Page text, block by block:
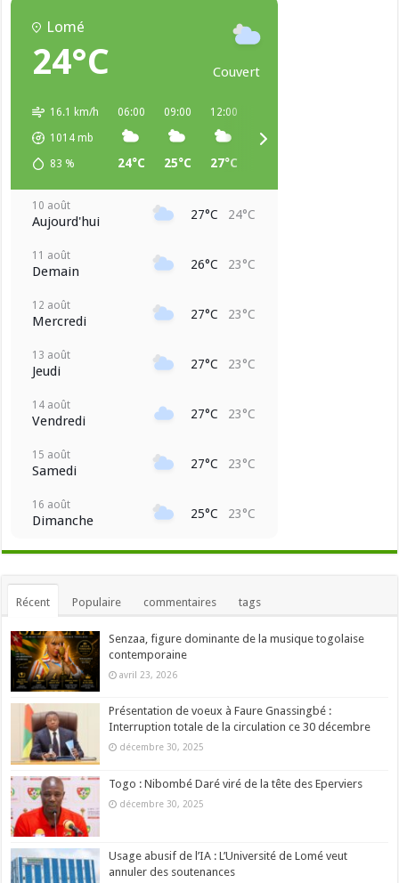
Lomé
24°C Couvert
16.1 km/h
1014 mb
83 %
06:00
24°C
09:00
25°C
12:00
27°C
10 août
Aujourd'hui 27°C 24°C
11 août
Demain 26°C 23°C
12 août
Mercredi 27°C 23°C
13 août
Jeudi 27°C 23°C
14 août
Vendredi 27°C 23°C
15 août
Samedi 27°C 23°C
16 août
Dimanche 25°C 23°C
Récent Populaire commentaires tags
Senzaa, figure dominante de la musique togolaise
contemporaine
avril 23, 2026
Présentation de voeux à Faure Gnassingbé :
Interruption totale de la circulation ce 30 décembre
décembre 30, 2025
Togo : Nibombé Daré viré de la tête des Eperviers
décembre 30, 2025
Usage abusif de l’IA : L’Université de Lomé veut
annuler des soutenances